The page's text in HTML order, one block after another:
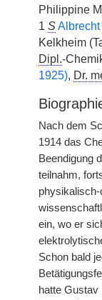
Philippine
1 SAlbrecht
Kelkheim
Dipl.-
1925), Dr.
Nach dem
1914 das
Beendigung
teilnahm,
ein, wo er
Schon bald
hatte Gustav